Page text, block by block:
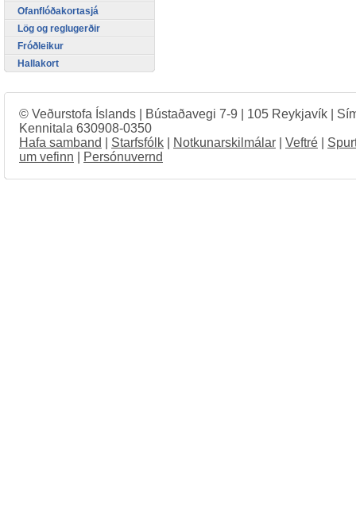
Ofanflóðakortasjá
Lög og reglugerðir
Fróðleikur
Hallakort
© Veðurstofa Íslands | Bústaðavegi 7-9 | 105 Reykjavík |
Kennitala 630908-0350
Hafa samband
Starfsfólk Notkunarskilmálar Veftré
um vefinn
Persónuvernd